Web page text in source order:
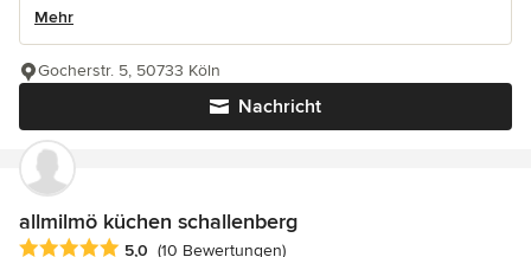
Mehr
Nachricht
Gocherstr. 5, 50733 Köln
allmilmö küchen schallenberg
Durchschnittliche Bewertung: 5 von 5 Sternen
5,0 (10 Bewertungen)